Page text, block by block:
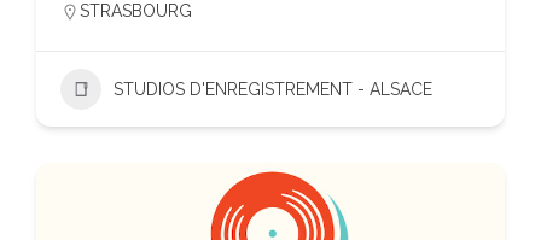
STRASBOURG
STUDIOS D'ENREGISTREMENT - ALSACE